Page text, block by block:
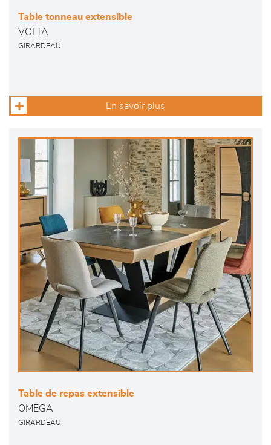
Table tonneau extensible
VOLTA
GIRARDEAU
En savoir plus
Table de repas extensible
OMEGA
GIRARDEAU